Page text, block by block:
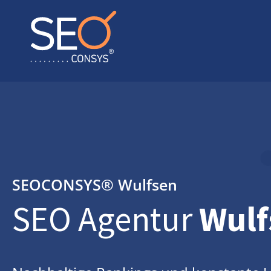
SEOCONSYS® Wulfsen
SEO Agentur